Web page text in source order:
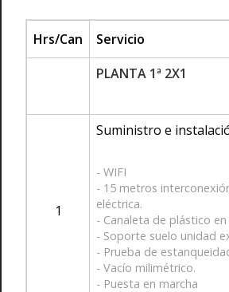
Hrs/Can
Servicio
PLANTA 1ª 2X1
1
Suministro e
- WIFI
- 15 metros
eléctrica.
- Canaleta de plástico
- Soporte suelo unidad
- Prueba de
- Vacío milimétrico.
- Puesta en marcha